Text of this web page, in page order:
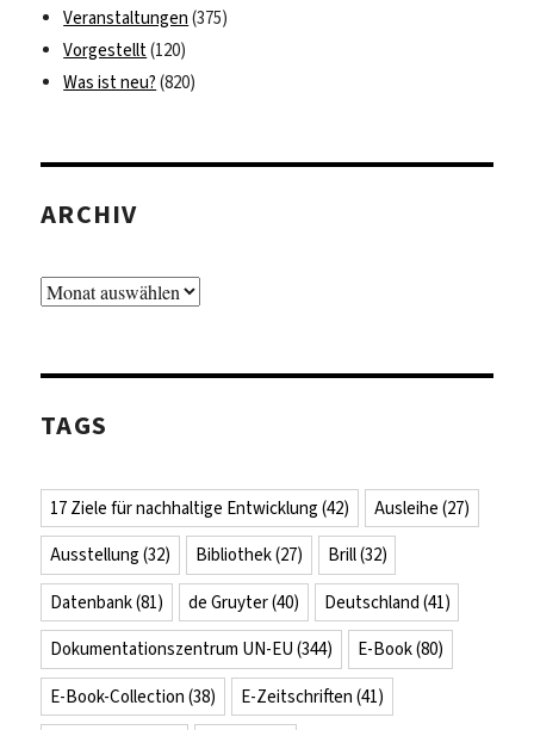
Veranstaltungen (375)
Vorgestellt(120)
Was ist neu? (820)
ARCHIV
Archiv
TAGS
17 Ziele für nachhaltige Entwicklung (42) Ausleihe (27)
Ausstellung (32) Bibliothek(27) Brill(32)
Datenbank(81) de Gruyter(40) Deutschland (41)
Dokumentationszentrum UN-EU (344) E-Book(80)
E-Book-Collection (38) E-Zeitschriften (41)